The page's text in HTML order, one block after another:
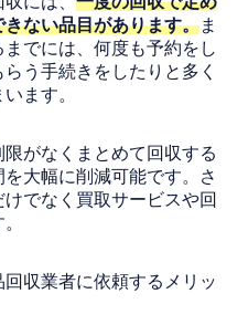
ない品目があります。ま
でには、何度も予約をし
う手続きをしたりと多く
ます。
がなくまとめて回収する
大幅に削減可能です。さ
でなく買取サービスや回
収業者に依頼するメリッ